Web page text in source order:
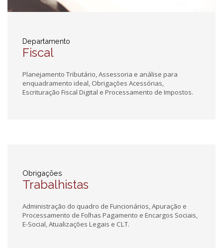
Departamento
Fiscal
Planejamento Tributário, Assessoria e análise para
enquadramento ideal, Obrigações Acessórias,
Escrituração Fiscal Digital e Processamento de Impostos.
Obrigações
Trabalhistas
Administração do quadro de Funcionários, Apuração e
Processamento de Folhas Pagamento e Encargos Sociais,
E-Social, Atualizações Legais e CLT.